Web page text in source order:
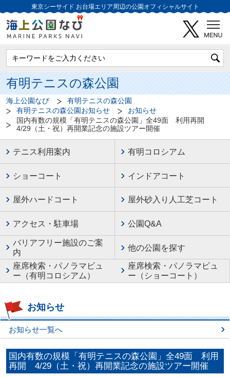
東京シーサイド お台場エリア周辺の公園オフィシャルサイト
有明テニスの森公園
海上公園なび
有明テニスの森公園
有明テニスの森公園お知らせ
お知らせ
国内有数の規模「有明テニスの森公園」全49面 利用再開
4/29（土・祝）再開業記念の施設ツアー開催
テニス利用案内 有明コロシアム
ショーコート インドアコート
屋外ハードコート 屋外砂入り人工芝コート
アクセス・駐車場 公園Q&A
バリアフリー施設のご案
内
他の公園を探す
座席検索・パノラマビュ
ー（有明コロシアム）
座席検索・パノラマビュ
ー（ショーコート）
お知らせ
お知らせ一覧へ
国内有数の規模「有明テニスの森公園」全49面 利用
再開 4/29（土・祝）再開業記念の施設ツアー開催